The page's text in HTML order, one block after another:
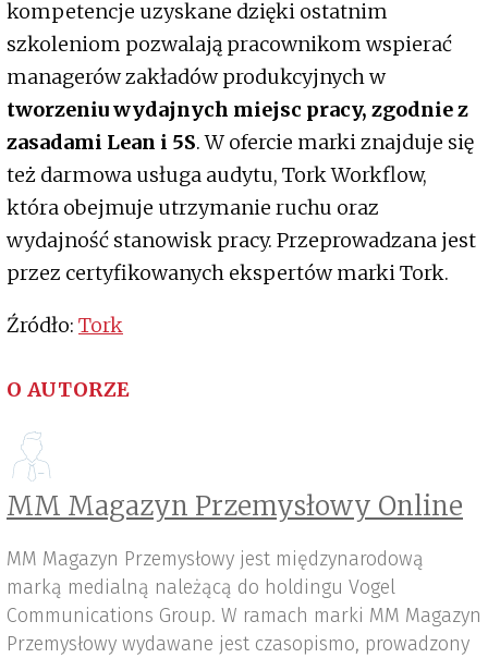
kompetencje uzyskane dzięki ostatnim
szkoleniom pozwalają pracownikom wspierać
managerów zakładów produkcyjnych w
tworzeniu wydajnych miejsc pracy, zgodnie z
zasadami Lean i 5S. W ofercie marki znajduje się
też darmowa usługa audytu, Tork Workflow,
która obejmuje utrzymanie ruchu oraz
wydajność stanowisk pracy. Przeprowadzana jest
przez certyfikowanych ekspertów marki Tork.
Źródło: Tork
O AUTORZE
MM Magazyn Przemysłowy Online
MM Magazyn Przemysłowy jest międzynarodową
marką medialną należącą do holdingu Vogel
Communications Group. W ramach marki MM Magazyn
Przemysłowy wydawane jest czasopismo, prowadzony